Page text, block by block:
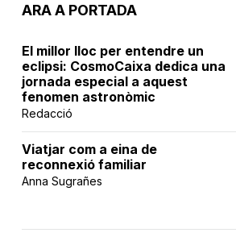
ARA A PORTADA
El millor lloc per entendre un
eclipsi: CosmoCaixa dedica una
jornada especial a aquest
fenomen astronòmic
Redacció
Viatjar com a eina de
reconnexió familiar
Anna Sugrañes